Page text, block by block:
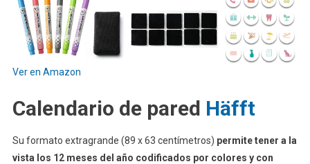
Ver en Amazon
Calendario de pared Häfft
Su formato extragrande (89 x 63 centímetros) permite tener a la
vista los 12 meses del año codificados por colores y con